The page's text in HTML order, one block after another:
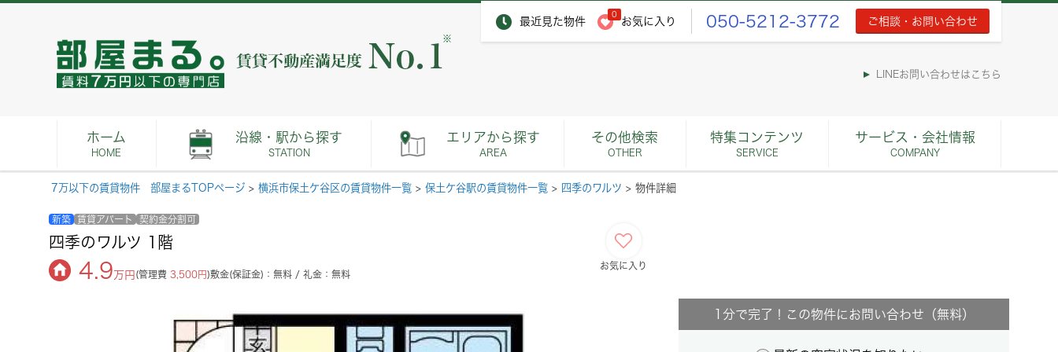
最近見た物件
0
お気に入り 050-5212-3772 ご相談・お問い合わせ
※
LINEお問い合わせはこちら
ホーム
HOME
沿線・駅から探す
STATION
エリアから探す
AREA
その他検索
OTHER
特集コンテンツ
SERVICE
サービス・会社情報
COMPANY
7万以下の賃貸物件 部屋まるTOPページ > 横浜市保土ケ谷区の賃貸物件一覧 > 保土ケ谷駅の賃貸物件一覧 > 四季のワルツ > 物件詳細
新築 賃貸アパート 契約金分割可
四季のワルツ 1階
4.9 万円 (管理費 3,500円)敷金(保証金)：無料 / 礼金：無料
お気に入り
1分で完了！この物件にお問い合わせ（無料）